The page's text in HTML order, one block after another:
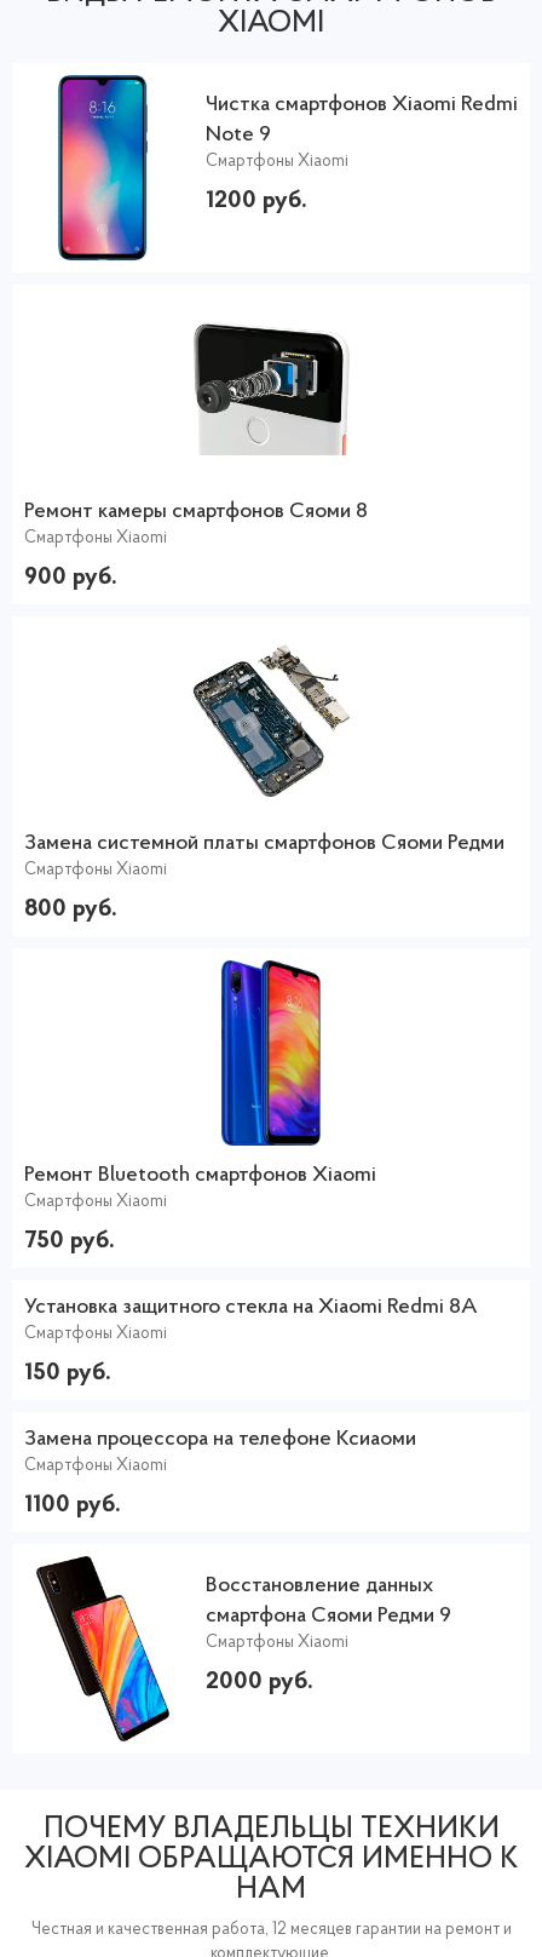
XIAOMI
Чистка смартфонов Xiaomi Redmi
Note 9
Смартфоны Xiaomi
1200 руб.
Ремонт камеры смартфонов Сяоми 8
Смартфоны Xiaomi
900 руб.
Замена системной платы смартфонов Сяоми Редми
Смартфоны Xiaomi
800 руб.
Ремонт Bluetooth смартфонов Xiaomi
Смартфоны Xiaomi
750 руб.
Установка защитного стекла на Xiaomi Redmi 8A
Смартфоны Xiaomi
150 руб.
Замена процессора на телефоне Ксиаоми
Смартфоны Xiaomi
1100 руб.
Восстановление данных
смартфона Сяоми Редми 9
Смартфоны Xiaomi
2000 руб.
ПОЧЕМУ ВЛАДЕЛЬЦЫ ТЕХНИКИ
XIAOMI ОБРАЩАЮТСЯ ИМЕННО К
НАМ
Честная и качественная работа, 12 месяцев гарантии на ремонт и